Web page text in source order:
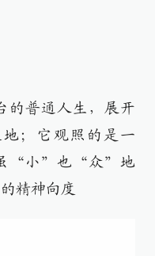
的普通人生，展开
；它观照的是一
“小”也“众”地
精神向度